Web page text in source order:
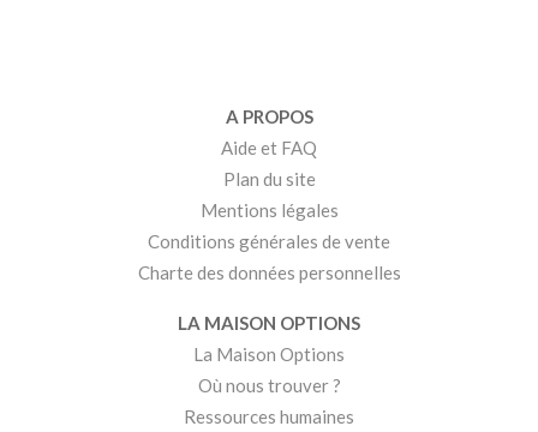
A PROPOS
Aide et FAQ
Plan du site
Mentions légales
Conditions générales de vente
Charte des données personnelles
LA MAISON OPTIONS
La Maison Options
Où nous trouver ?
Ressources humaines